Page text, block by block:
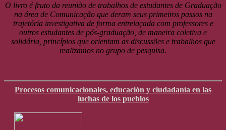
O livro é fruto da reunião de trabalhos de estudantes de Graduação
na área de Comunicação que deram seus primeiros passos na
trajetória investigativa de forma entrelaçada com professores e
outros estudantes de pós-graduação, de maneira coletiva e
solidária, princípios que orientam as discussões e trabalhos que
realizamos no grupo de pesquisa.
Procesos comunicacionales, educación y ciudadanía en las
luchas de los pueblos